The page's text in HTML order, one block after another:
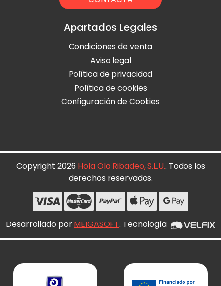
Apartados Legales
Condiciones de venta
Aviso legal
Política de privacidad
Política de cookies
Configuración de Cookies
Copyright 2026 Hola Ola Ribadeo, S.L.U.. Todos los
derechos reservados.
Desarrollado por MEIGASOFT. Tecnología